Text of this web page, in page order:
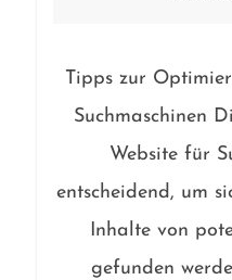
Tipps zur
Suchmaschinen
Website für
entscheidend, um
Inhalte von
gefunden